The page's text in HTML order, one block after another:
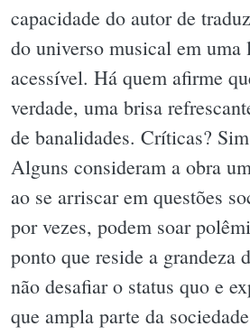
capacidade do autor de
do universo musical em uma
acessível. Há quem afirme
verdade, uma brisa
de banalidades. Críticas?
Alguns consideram a obra
ao se arriscar em questões
por vezes, podem soar
ponto que reside a grandeza
não desafiar o status quo e
que ampla parte da